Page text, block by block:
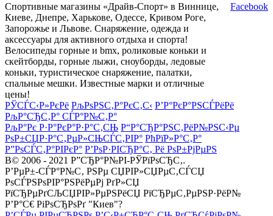
Спортивные магазины «Драйв-Спорт» в Виннице,
Киеве, Днепре, Харькове, Одессе, Кривом Роге,
Запорожье и Львове. Снаряжение, одежда и
аксессуары для активного отдыха и спорта!
Велосипеды горные и bmx, роликовые коньки и
скейтборды, горные лыжи, сноуборды, ледовые
коньки, туристическое снаряжение, палатки,
спальные мешки. Известные марки и отличные
цены!
Facebook
РЎСЃС‹Р»РєРё РљРѕРЅС‚Р°РєС‚С‹ Р’Р°РєР°РЅСЃРёРё
РљР°СЂС‚Р° СЃР°Р№С‚Р°
РљР°Рє Р·Р°РєР°Р·Р°С‚СЊ Р“Р°СЂР°РЅС‚РёР№РЅС‹Рµ
РѕР±СЏР·Р°С‚РµР»СЊСЃС‚РІР° РћРїР»Р°С‚Р°
Р”РѕСЃС‚Р°РІРєР° Р’РѕР·РІСЂР°С‚ Рё РѕР±РјРµРЅ
В© 2006 - 2021 Р”СЂР°Р№РІ-РЎРїРѕСЂС‚.
Р’РµР±-СЃР°Р№С‚ РЅРµ СЏРІР»СЏРµС‚СЃСЏ
РѕСЃРЅРѕРІР°РЅРёРµРј РґР»СЏ
РїСЂРµРґСЉСЏРІР»РµРЅРёСЏ РїСЂРµС‚РµРЅР·РёР№
Р’Р°С€ РіРѕСЂРѕРґ "Киев"?